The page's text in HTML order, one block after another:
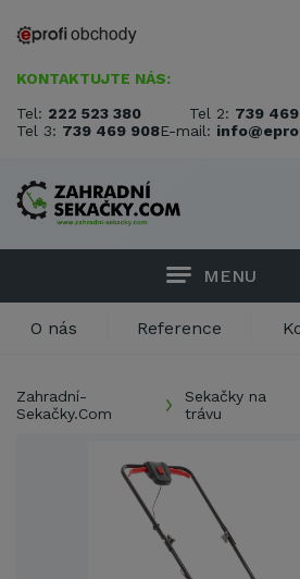
KONTAKTUJTE NÁS:
Tel: 222 523 380 Tel 2: 739
Tel 3: 739 469 908E-mail:
MENU
O nás Reference
Zahradní-
Sekačky.Com
Sekačky na
trávu